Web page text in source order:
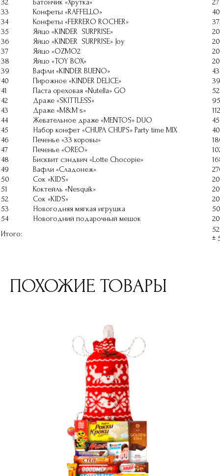
32
Батончик «Хрутка»
27
33
Конфеты «RAFFELLO»
40
34
Конфеты «FERRERO ROCHER»
35
Яйцо «KINDER SURPRISE»
20
36
Яйцо «KINDER SURPRISE» Joy
20
37
Яйцо «OZMO2
20
38
Яйцо «TOY BOX»
20
39
Вафли «KINDER BUENO»
43
40
Пирожное «KINDER DELICE»
39
41
Паста ореховая «Nutella» GO
52
42
Драже «SKITTLESS»
95
43
Драже «M&M`s»
112
44
Жевательное драже «МЕNTOS» DUO
45
45
Набор конфет «CHUPA CHUPS» Party time MIX
46
Печенье «33 коровы»
47
Печенье «OREO»
48
Бисквит сэндвич «Lotte Chocopie»
49
Вафли «Сладонеж»
50
Сок «KIDS»
51
Коктейль «Nesquik»
52
Сок «KIDS»
53
Новогодняя мягкая игрушка
50
54
Новогодний подарочный мешок
Итого:
±
ПОХОЖИЕ ТОВАРЫ